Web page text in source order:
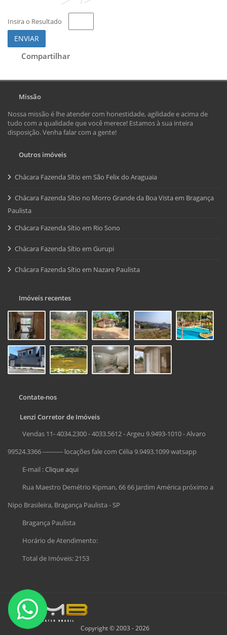
Insira o Resultado
ENVIAR
Compartilhar
Missão
Nossa missão é lhe atender com honestidade, agilidade e acima de
tudo com a qualidade que você merece! Estamos à sua inteira
disposição. Venha falar com a gente!
Outros imóveis
Chácara Fazenda Sítio em São Felix do Araguaia
Chácara Fazenda Sítio no Morro Grande da Boa Vista em Bragança
Paulista
Chácara Fazenda Sítio em Rio Sono
Chácara Fazenda Sítio em Gurupi
Chácara Fazenda Sítio em Nazare Paulista
Imóveis recentes
Contate-nos
Lenzi Corretor de Imóveis
Vendas 11- 4034.2300 - 4033.5612 - Argeu 9.9493-1010 - Alvaro
99524.3366 ---------- locações fale com Célia 9.9493.1099 watsapp
E-mail :Clique aqui
Rua Maestro Demétrio Kipman, 66 66 Jardim América próximo a
Nipo Brasileira, Bragança Paulista - SP
Bragança Paulista
Horário de Atendimento:
Total de Imóveis: 2153
Copyright © 2003 - 2026